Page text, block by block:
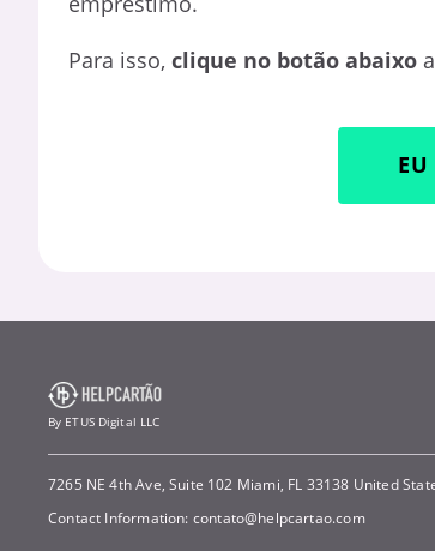
Para isso, clique no botão abaixo
By ETUS Digital LLC
7265 NE 4th Ave, Suite 102 Miami, FL 33138 United
Contact Information: contato@helpcartao.com